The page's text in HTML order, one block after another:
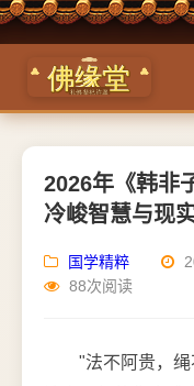
2026年《韩非
冷峻智慧与现
国学精粹
88次阅读
"法不阿贵，